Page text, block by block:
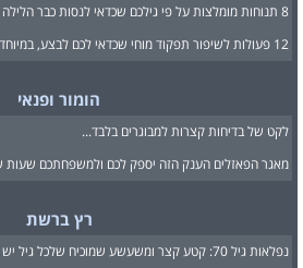
8 תנוחות מומלצות על פי גילכם שכדאי לנסות כבר הלילה במיטה
12 פעולות לשיפור תפקוד מוחי שכדאי לכם לבצע, במיוחד את 6!
הומור ופנאי
לקט של בדיחות קצרות למבוגרים בלבד...
מאגר הפאזלים הענק הזה יספק לכם ולמשפחתכם שעות
רץ ברשת
נפלאות גיל 70: קטע קצר ומשעשע שמוכיח שלכל גיל יש יתרונות!